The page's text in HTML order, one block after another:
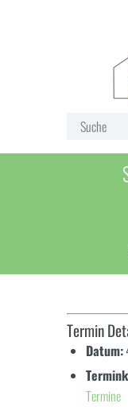
Termin
Datum:
Termine